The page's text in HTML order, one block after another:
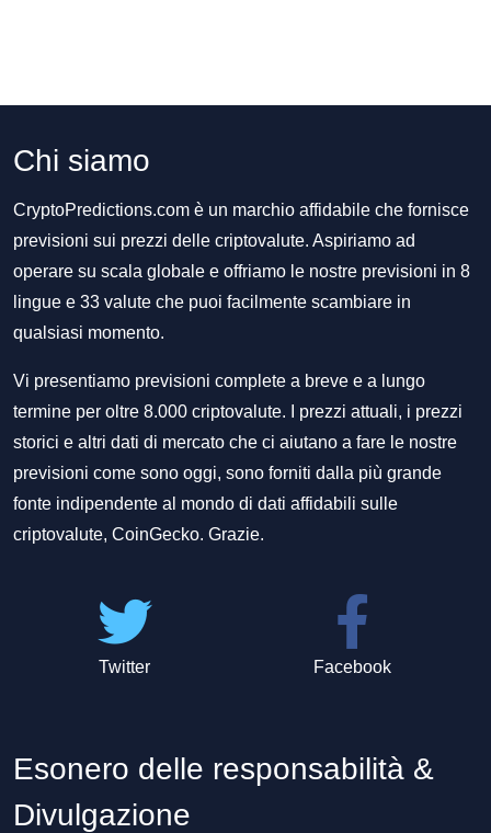
Chi siamo
CryptoPredictions.com è un marchio affidabile che fornisce
previsioni sui prezzi delle criptovalute. Aspiriamo ad
operare su scala globale e offriamo le nostre previsioni in 8
lingue e 33 valute che puoi facilmente scambiare in
qualsiasi momento.
Vi presentiamo previsioni complete a breve e a lungo
termine per oltre 8.000 criptovalute. I prezzi attuali, i prezzi
storici e altri dati di mercato che ci aiutano a fare le nostre
previsioni come sono oggi, sono forniti dalla più grande
fonte indipendente al mondo di dati affidabili sulle
criptovalute, CoinGecko. Grazie.
Twitter Facebook
Esonero delle responsabilità &
Divulgazione